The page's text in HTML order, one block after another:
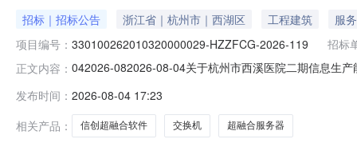
招标｜招标公告 浙江省｜杭州市｜西湖区 工程建筑
服务
项目编号： 330100262010320000029-HZZFCG-2026-119 招标
正文内容： 042026-082026-08-04关于杭州市西溪医院二期信息生
（https://www.zcygov.cn/）（下载）招标文件，并于
发布时间： 2026-08-04 17:23
相关产品：
信创超融合软件 交换机 超融合服务器